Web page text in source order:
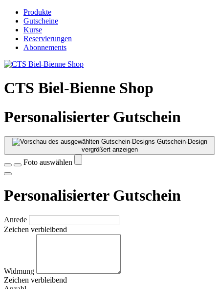
Produkte
Gutscheine
Kurse
Reservierungen
Abonnements
CTS Biel-Bienne Shop
Personalisierter Gutschein
Gutschein-Design
vergrößert anzeigen
Foto auswählen
Personalisierter Gutschein
Anrede
Zeichen verbleibend
Widmung
Zeichen verbleibend